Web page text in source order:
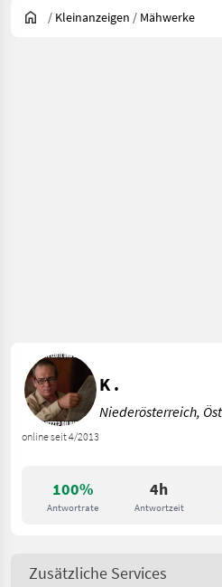
/ Kleinanzeigen / Mähwerke
100%
Antwortrate
4h
Antwortzeit
online seit 4/2013
K .
Niederösterreich,
Zusätzliche Services